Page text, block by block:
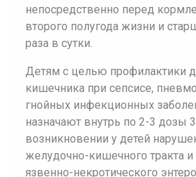
непосредственно перед
второго полугода жизни и
раза в сутки.
Детям с целью профилактики
кишечника при сепсисе,
гнойных инфекционных
назначают внутрь по 2-3 дозы
возникновении у детей
желудочно-кишечного тракта и
язвенно-некротического